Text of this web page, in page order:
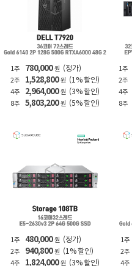
1주 780,000 원 (정가)
2주 1,528,800 원 (1% 할인)
4주 2,964,000 원 (3% 할인)
8주 5,803,200 원 (5% 할인)
1주
2주
4주
8주
1주 480,000 원 (정가)
2주 940,800 원 (1% 할인)
4주 1,824,000 원 (3% 할인)
1주
2주
4주